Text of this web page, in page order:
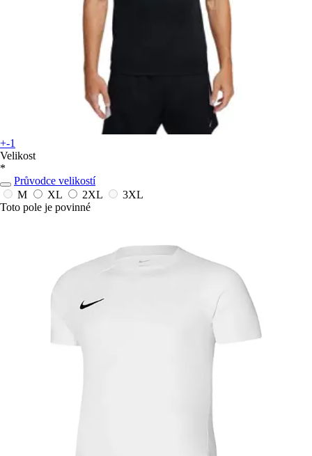
+-1
Velikost
*
Průvodce velikostí
M
XL 2XL
3XL
Toto pole je povinné